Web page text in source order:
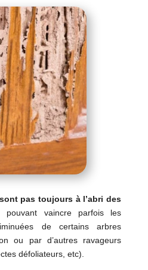
pas toujours à l’abri des
vaincre parfois les
de certains arbres
ou par d’autres ravageurs
défoliateurs, etc).